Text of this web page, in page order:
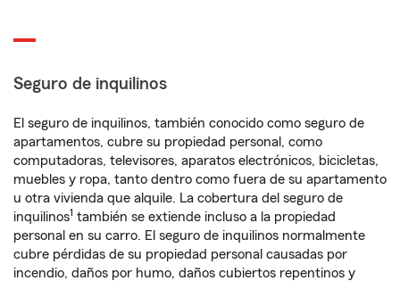
Seguro de inquilinos
El seguro de inquilinos, también conocido como seguro de
apartamentos, cubre su propiedad personal, como
computadoras, televisores, aparatos electrónicos, bicicletas,
muebles y ropa, tanto dentro como fuera de su apartamento
u otra vivienda que alquile. La cobertura del seguro de
inquilinos1 también se extiende incluso a la propiedad
personal en su carro. El seguro de inquilinos normalmente
cubre pérdidas de su propiedad personal causadas por
incendio, daños por humo, daños cubiertos repentinos y